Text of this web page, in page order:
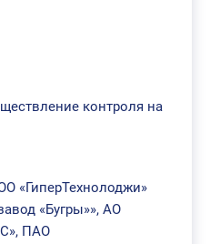
контроля на
«ГиперТехнолоджи»
«Бугры»», АО
ПАО